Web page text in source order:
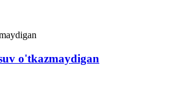
o'tkazmaydigan